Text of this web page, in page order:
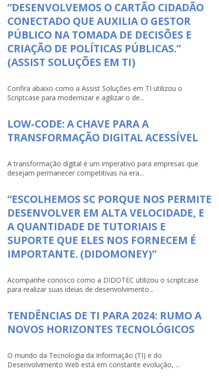
“DESENVOLVEMOS O CARTÃO CIDADÃO
CONECTADO QUE AUXILIA O GESTOR
PÚBLICO NA TOMADA DE DECISÕES E
CRIAÇÃO DE POLÍTICAS PÚBLICAS.”
(ASSIST SOLUÇÕES EM TI)
Confira abaixo como a Assist Soluções em TI utilizou o
Scriptcase para modernizar e agilizar o de...
LOW-CODE: A CHAVE PARA A
TRANSFORMAÇÃO DIGITAL ACESSÍVEL
A transformação digital é um imperativo para empresas que
desejam permanecer competitivas na era...
“ESCOLHEMOS SC PORQUE NOS PERMITE
DESENVOLVER EM ALTA VELOCIDADE, E
A QUANTIDADE DE TUTORIAIS E
SUPORTE QUE ELES NOS FORNECEM É
IMPORTANTE. (DIDOMONEY)”
Acompanhe conosco como a DIDOTEC utilizou o scriptcase
para realizar suas ideias de desenvolvimento...
TENDÊNCIAS DE TI PARA 2024: RUMO A
NOVOS HORIZONTES TECNOLÓGICOS
O mundo da Tecnologia da Informação (TI) e do
Desenvolvimento Web está em constante evolução, ...